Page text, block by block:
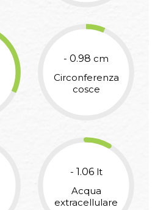
- 0.98 cm
Circonferenza
cosce
- 1.06lt
Acqua
extracellulare